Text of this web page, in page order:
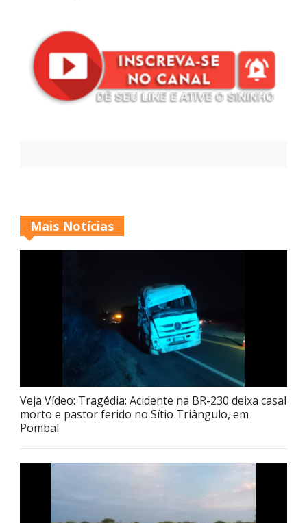
Mais Notícias
Veja Vídeo: Tragédia: Acidente na BR-230 deixa casal
morto e pastor ferido no Sítio Triângulo, em
Pombal